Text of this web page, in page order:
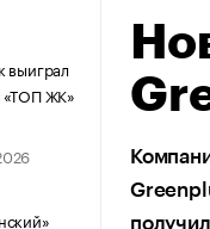
выиграл
«ТОП ЖК»